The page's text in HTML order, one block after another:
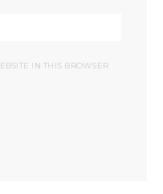
IN THIS BROWSER